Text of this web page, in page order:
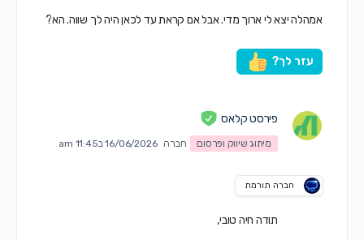
אמהלה יצא לי ארוך מדי. אבל אם קראת עד לכאן היה לך שווה. הא?
עזר לך?
פירסט קלאס
מיתוג שיווק ופרסום חברה 16/06/2026 ב11:45 am
חברה תורמת
תודה חיה טובי,